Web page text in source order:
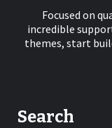
Focused on
incredible
themes, start
Search